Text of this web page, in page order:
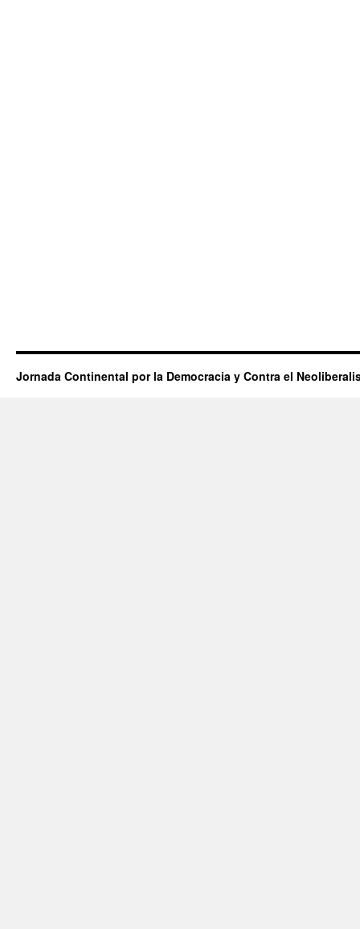
Jornada Continental por la Democracia y Contra el